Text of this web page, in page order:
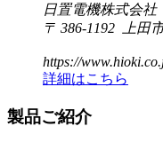
日置電機株式会社
〒 386-1192 上田
https://
詳細はこちら
製品ご紹介